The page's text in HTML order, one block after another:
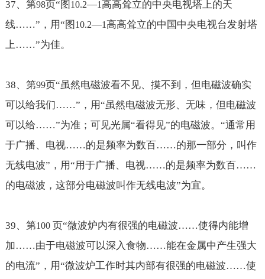
37、第98页“图 10.2—1高高耸立的中央电视塔上的天
线……”，用“图 10.2—1高高耸立的中国中央电视台发射塔
上 ……”为佳。
38、第99页“虽然电磁波看不见、摸不到，但电磁波确实
可以给我们……”，用“虽然电磁波无形、无味，但电磁波
可以给……”为准；可见光属“看得见”的电磁波。“通常用
于广播、电视……的是频率为数百……的那一部分，叫作
无线电波”，用“用于广播、电视……的是频率为数百……
的电磁波，这部分电磁波叫作无线电波”为宜。
39、第100 页“微波炉内有很强的电磁波……使得内能增
加……由于电磁波可以深入食物……能在金属中产生强大
的电流”，用“微波炉工作时其内部有很强的电磁波……使